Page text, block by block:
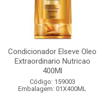
Condicionador Elseve Oleo
Extraordinario Nutricao
400Ml
Código: 159003
Embalagem: 01X400ML